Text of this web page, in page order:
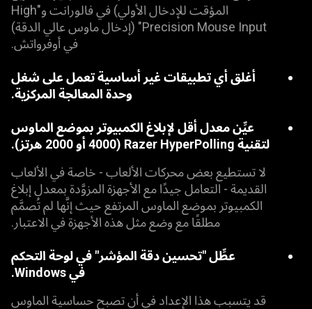
المؤقت للإدخال الأولي) في فالورانت و"High
Precision Mouse Input" (إدخال ماوس عالي الدقة)
في أوفرواتش.
أغلق أي تطبيقات غير أساسية تعمل على شغل
وحدة المعالجة المركزية.
عيِّن معدل أقل لإبلاغ الكمبيوتر بموضع الماوس
لتقنية Razer HyperPolling (4000 أو 2000 هرتز).
لا تستطيع بعض محركات الألعاب - خاصة في الألعاب
القديمة - التعامل جيدًا مع الأجهزة المزوَّدة بمعدل إبلاغ
الكمبيوتر بموضع الماوس المرتفع حيث إنَّها لم تُصمَّم
مطلقًا مع وضع مثل هذه الأجهزة في الاعتبار.
عطِّل "تحسين دقة المؤشر" في لوحة التحكم
في Windows.
قد يتسبب هذا الإعداد في أن تصبح حساسية الماوس